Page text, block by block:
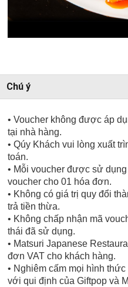
Chú ý
• Voucher không được áp
tại nhà hàng.
• Qúy Khách vui lòng xuất
toán.
• Mỗi voucher được sử
voucher cho 01 hóa đơn.
• Không có giá trị quy đổi
trả tiền thừa.
• Không chấp nhận mã
thái đã sử dụng.
• Matsuri Japanese
đơn VAT cho khách hàng.
• Nghiêm cấm mọi hình
với qui định của Giftpop và